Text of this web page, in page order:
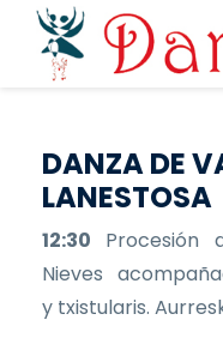
Pasar al contenido
DANZA DE
LANESTOSA
12:30 Procesión
Nieves
y txistularis.